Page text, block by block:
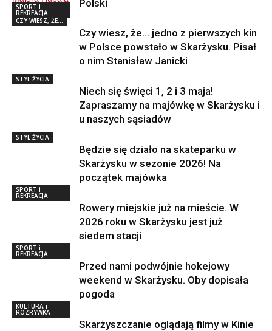
SPORT i
REKREACJA
Polski
CZY WIESZ, ŻE...
Czy wiesz, że… jedno z pierwszych kin
w Polsce powstało w Skarżysku. Pisał
o nim Stanisław Janicki
STYL ŻYCIA
Niech się święci 1, 2 i 3 maja!
Zapraszamy na majówkę w Skarżysku i
u naszych sąsiadów
STYL ŻYCIA
Będzie się działo na skateparku w
Skarżysku w sezonie 2026! Na
początek majówka
SPORT i
REKREACJA
Rowery miejskie już na mieście. W
2026 roku w Skarżysku jest już
siedem stacji
SPORT i
REKREACJA
Przed nami podwójnie hokejowy
weekend w Skarżysku. Oby dopisała
pogoda
KULTURA i
ROZRYWKA
Skarżyszczanie oglądają filmy w Kinie